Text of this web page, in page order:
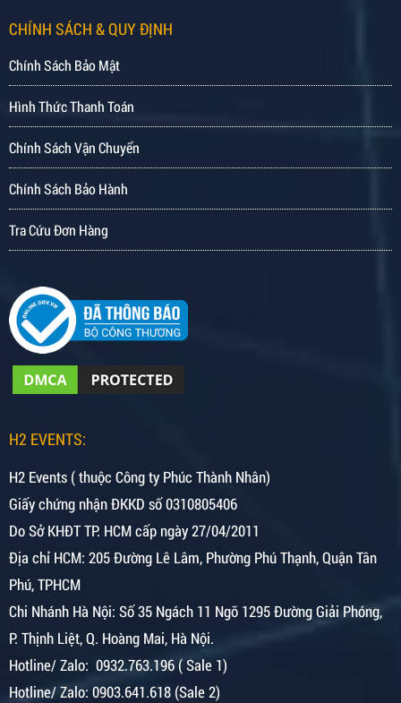
H2 EVENTS:
H2 Events ( thuộc Công ty Phúc Thành Nhân)
Giấy chứng nhận ĐKKD số 0310805406
Do Sở KHĐT TP. HCM cấp ngày 27/04/2011
Địa chỉ HCM: 205 Đường Lê Lâm, Phường Phú Thạnh, Quận Tân
Phú, TPHCM
Chi Nhánh Hà Nội: Số 35 Ngách 11 Ngõ 1295 Đường Giải Phóng,
P. Thịnh Liệt, Q. Hoàng Mai, Hà Nội.
Hotline/ Zalo: 0932.763.196 ( Sale 1)
Hotline/ Zalo: 0903.641.618 (Sale 2)
CHÍNH SÁCH & QUY ĐỊNH
Chính Sách Bảo Mật
Hình Thức Thanh Toán
Chính Sách Vận Chuyển
Chính Sách Bảo Hành
Tra Cứu Đơn Hàng